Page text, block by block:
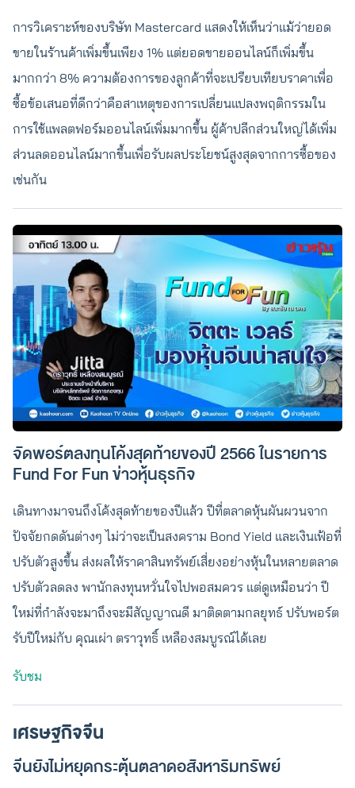
การวิเคราะห์ของบริษัท Mastercard แสดงให้เห็นว่าแม้ว่ายอด
ขายในร้านค้าเพิ่มขึ้นเพียง 1% แต่ยอดขายออนไลน์ก็เพิ่มขึ้น
มากกว่า 8% ความต้องการของลูกค้าที่จะเปรียบเทียบราคาเพื่อ
ซื้อข้อเสนอที่ดีกว่าคือสาเหตุของการเปลี่ยนแปลงพฤติกรรมใน
การใช้แพลตฟอร์มออนไลน์เพิ่มมากขึ้น ผู้ค้าปลีกส่วนใหญ่ได้เพิ่ม
ส่วนลดออนไลน์มากขึ้นเพื่อรับผลประโยชน์สูงสุดจากการซื้อของ
เช่นกัน
จัดพอร์ตลงทุนโค้งสุดท้ายของปี 2566 ในรายการ
Fund For Fun ข่าวหุ้นธุรกิจ
เดินทางมาจนถึงโค้งสุดท้ายของปีแล้ว ปีที่ตลาดหุ้นผันผวนจาก
ปัจจัยกดดันต่างๆ ไม่ว่าจะเป็นสงคราม Bond Yield และเงินเฟ้อที่
ปรับตัวสูงขึ้น ส่งผลให้ราคาสินทรัพย์เสี่ยงอย่างหุ้นในหลายตลาด
ปรับตัวลดลง พานักลงทุนหวั่นใจไปพอสมควร แต่ดูเหมือนว่า ปี
ใหม่ที่กำลังจะมาถึงจะมีสัญญาณดี มาติดตามกลยุทธ์ ปรับพอร์ต
รับปีใหม่กับ คุณเผ่า ตราวุทธิ์ เหลืองสมบูรณ์ได้เลย
รับชม
เศรษฐกิจจีน
จีนยังไม่หยุดกระตุ้นตลาดอสังหาริมทรัพย์